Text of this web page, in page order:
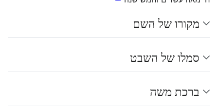
מקורו של השם
סמלו של השבט
ברכת משה